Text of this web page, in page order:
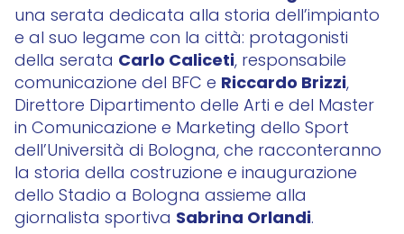
una serata dedicata alla storia dell’impianto
e al suo legame con la città: protagonisti
della serata Carlo Caliceti, responsabile
comunicazione del BFC e Riccardo Brizzi,
Direttore Dipartimento delle Arti e del Master
in Comunicazione e Marketing dello Sport
dell’Università di Bologna, che racconteranno
la storia della costruzione e inaugurazione
dello Stadio a Bologna assieme alla
giornalista sportiva Sabrina Orlandi.